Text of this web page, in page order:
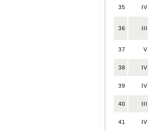
35 IV
36 III
37 V
38 IV
39 IV
40 III
41 IV